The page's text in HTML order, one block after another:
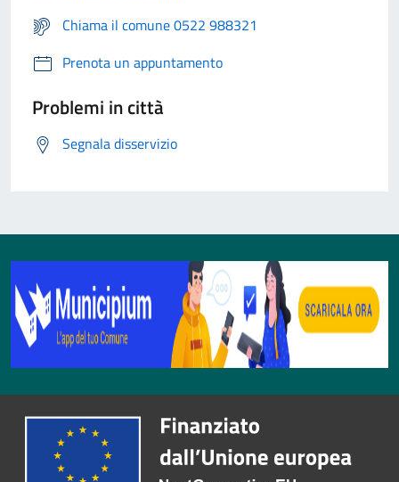
Chiama il comune 0522 988321
Prenota un appuntamento
Problemi in città
Segnala disservizio